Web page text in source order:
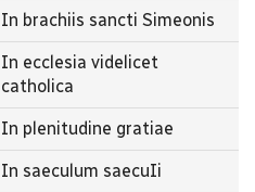
In brachiis sancti Simeonis
In ecclesia videlicet
catholica
In plenitudine gratiae
In saeculum saecuIi